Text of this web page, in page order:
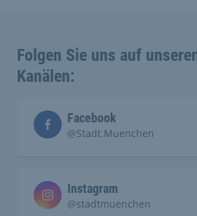
Folgen Sie uns auf
Kanälen:
Facebook
@Stadt.Muenchen
Instagram
@stadtmuenchen